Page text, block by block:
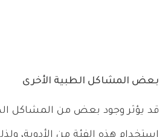
بعض المشاكل الطبية الأخرى
قد يؤثر وجود بعض من المشاكل